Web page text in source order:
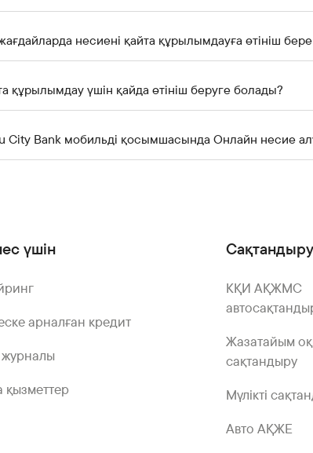
несиені қайта құрылымдауға өтініш
құрылымдау үшін қайда өтініш беруге болады?
City Bank мобильді қосымшасында Онлайн несие
үшін
арналған кредит
қызметтер
Сақтандыру
КҚИ АҚЖМС
Жазатайым
сақтандыру
Мүлікті
Авто АҚЖЕ